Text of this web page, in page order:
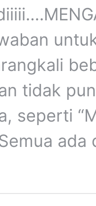
tidak
seperti